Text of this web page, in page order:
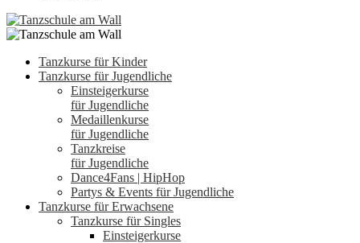
Tanzkurse für Kinder
Tanzkurse für Jugendliche
Einsteigerkurse
für Jugendliche
Medaillenkurse
für Jugendliche
Tanzkreise
für Jugendliche
Dance4Fans | HipHop
Partys & Events für Jugendliche
Tanzkurse für Erwachsene
Tanzkurse für Singles
Einsteigerkurse